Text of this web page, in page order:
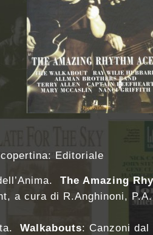
Editoriale
The Amazing
a cura di R.Anghinoni,
Walkabouts: Canzoni